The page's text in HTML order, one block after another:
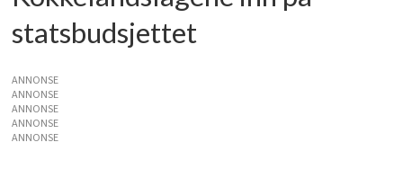
statsbudsjettet
ANNONSE
ANNONSE
ANNONSE
ANNONSE
ANNONSE